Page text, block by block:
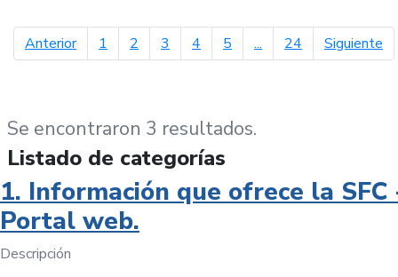
Anteriorpágina anterior
1 2 3 4 5 ... 24 Siguiente
Se encontraron 3 resultados.
Listado de categorías
1. Información que ofrece la SFC
Portal web.
Descripción